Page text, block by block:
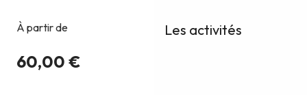
Les activités
Copyright @2026